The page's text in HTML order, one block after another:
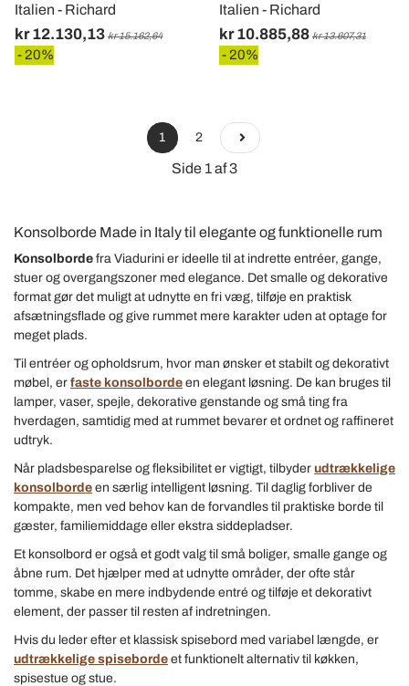
Italien - Richard
kr 12.130,13 kr 15.162,64
- 20%
Italien - Richard
kr 10.885,88 kr 13.607,31
- 20%
1 2
Side 1 af 3
Konsolborde Made in Italy til elegante og funktionelle rum
Konsolborde fra Viadurini er ideelle til at indrette entréer, gange,
stuer og overgangszoner med elegance. Det smalle og dekorative
format gør det muligt at udnytte en fri væg, tilføje en praktisk
afsætningsflade og give rummet mere karakter uden at optage for
meget plads.
Til entréer og opholdsrum, hvor man ønsker et stabilt og dekorativt
møbel, er faste konsolborde en elegant løsning. De kan bruges til
lamper, vaser, spejle, dekorative genstande og små ting fra
hverdagen, samtidig med at rummet bevarer et ordnet og raffineret
udtryk.
Når pladsbesparelse og fleksibilitet er vigtigt, tilbyder udtrækkelige
konsolborde en særlig intelligent løsning. Til daglig forbliver de
kompakte, men ved behov kan de forvandles til praktiske borde til
gæster, familiemiddage eller ekstra siddepladser.
Et konsolbord er også et godt valg til små boliger, smalle gange og
åbne rum. Det hjælper med at udnytte områder, der ofte står
tomme, skabe en mere indbydende entré og tilføje et dekorativt
element, der passer til resten af indretningen.
Hvis du leder efter et klassisk spisebord med variabel længde, er
udtrækkelige spiseborde et funktionelt alternativ til køkken,
spisestue og stue.